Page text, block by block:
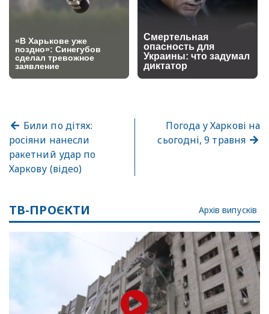
Били по дітях:
росіяни нанесли
ракетний удар по
Харкову (відео)
Погода у Харкові на
сьогодні, 9 травня
ТВ-ПРОЄКТИ Архів випусків